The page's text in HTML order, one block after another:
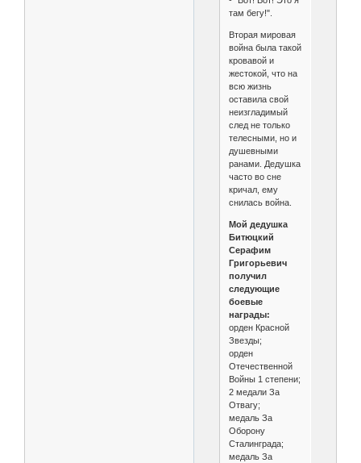
там бегу!".
Вторая мировая
война была такой
кровавой и
жестокой, что на
всю жизнь
оставила свой
неизгладимый
след не только
телесными, но и
душевными
ранами. Дедушка
часто во сне
кричал, ему
снилась война.
Мой дедушка
Битюцкий
Серафим
Григорьевич
получил
следующие
боевые
награды:
орден Красной
Звезды;
орден
Отечественной
Войны 1 степени;
2 медали За
Отвагу;
медаль За
Оборону
Сталинграда;
медаль За